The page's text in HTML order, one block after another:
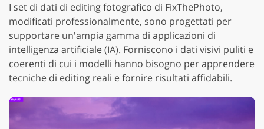
I set di dati di editing fotografico di FixThePhoto,
modificati professionalmente, sono progettati per
supportare un'ampia gamma di applicazioni di
intelligenza artificiale (IA). Forniscono i dati visivi puliti e
coerenti di cui i modelli hanno bisogno per apprendere
tecniche di editing reali e fornire risultati affidabili.